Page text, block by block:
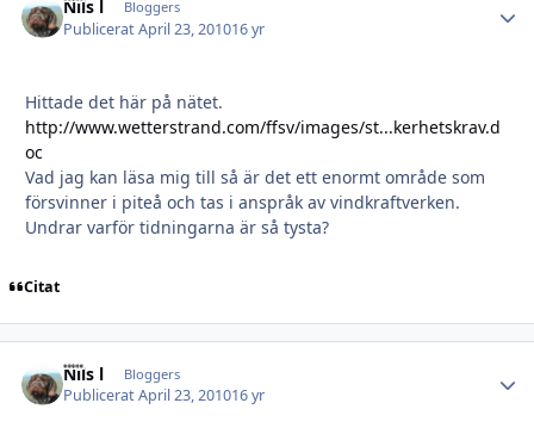
Nils l Bloggers
PubliceratApril 23, 201016 yr
Hittade det här på nätet.
http://www.wetterstrand.com/ffsv/images/st...kerhetskrav.d
oc
Vad jag kan läsa mig till så är det ett enormt område som
försvinner i piteå och tas i anspråk av vindkraftverken.
Undrar varför tidningarna är så tysta?
Citat
Nils l Bloggers
PubliceratApril 23, 201016 yr